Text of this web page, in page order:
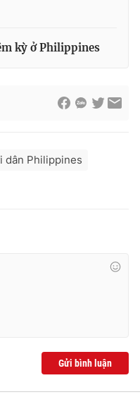
không có sự chấp
khi phát hành lại
kỳ ở Philippines
dân Philippines
Gửi bình luận